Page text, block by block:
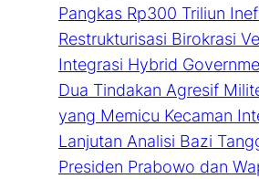
Pangkas Rp300 Triliun
Restrukturisasi Birokrasi
Integrasi Hybrid
Dua Tindakan Agresif
yang Memicu Kecaman
Lanjutan Analisi Bazi
Presiden Prabowo dan